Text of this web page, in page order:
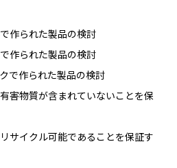
作られた製品の検討
作られた製品の検討
で作られた製品の検討
害物質が含まれていないことを保
サイクル可能であることを保証す